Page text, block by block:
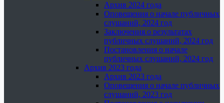
Архив 2024 года
Оповещения о начале публичных
слушаний, 2024 год
Заключения о результатах
публичных слушаний, 2024 год
Постановления о начале
публичных слушаний, 2024 год
Архив 2023 года
Архив 2023 года
Оповещения о начале публичных
слушаний, 2023 год